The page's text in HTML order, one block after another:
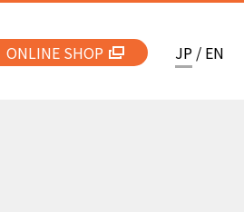
ONLINE SHOP JP / EN